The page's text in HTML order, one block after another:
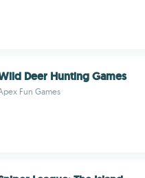
Deer Hunting Games
Fun Games